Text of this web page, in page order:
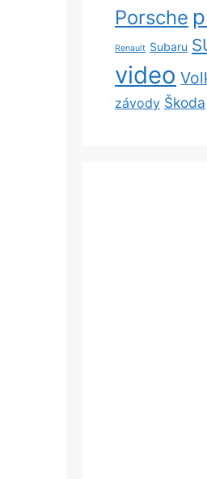
Porsche
Renault Subaru
video
závody Škoda